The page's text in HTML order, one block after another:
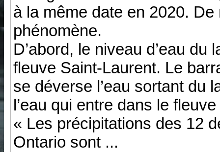
à la même date en 2020.
phénomène.
D’abord, le niveau d’eau
fleuve Saint-Laurent. Le
se déverse l’eau sortant du
l’eau qui entre dans le
« Les précipitations des 12
Ontario sont ...